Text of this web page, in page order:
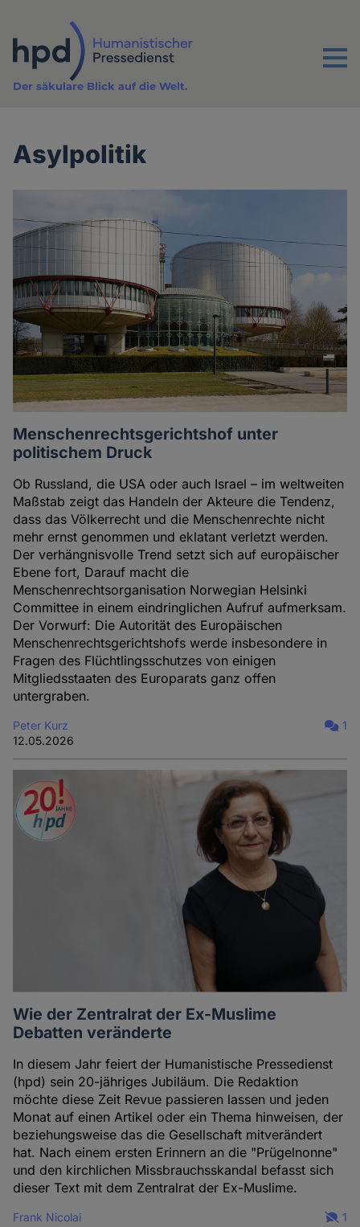
Inhalt
Menu
Der säkulare Blick auf die Welt.
Asylpolitik
Menschenrechtsgerichtshof unter
politischem Druck
Ob Russland, die USA oder auch Israel – im weltweiten
Maßstab zeigt das Handeln der Akteure die Tendenz,
dass das Völkerrecht und die Menschenrechte nicht
mehr ernst genommen und eklatant verletzt werden.
Der verhängnisvolle Trend setzt sich auf europäischer
Ebene fort, Darauf macht die
Menschenrechtsorganisation Norwegian Helsinki
Committee in einem eindringlichen Aufruf aufmerksam.
Der Vorwurf: Die Autorität des Europäischen
Menschenrechtsgerichtshofs werde insbesondere in
Fragen des Flüchtlingsschutzes von einigen
Mitgliedsstaaten des Europarats ganz offen
untergraben.
Peter Kurz
12.05.2026
1
Wie der Zentralrat der Ex-Muslime
Debatten veränderte
In diesem Jahr feiert der Humanistische Pressedienst
(hpd) sein 20-jähriges Jubiläum. Die Redaktion
möchte diese Zeit Revue passieren lassen und jeden
Monat auf einen Artikel oder ein Thema hinweisen, der
beziehungsweise das die Gesellschaft mitverändert
hat. Nach einem ersten Erinnern an die "Prügelnonne"
und den kirchlichen Missbrauchsskandal befasst sich
dieser Text mit dem Zentralrat der Ex-Muslime.
Frank Nicolai
1